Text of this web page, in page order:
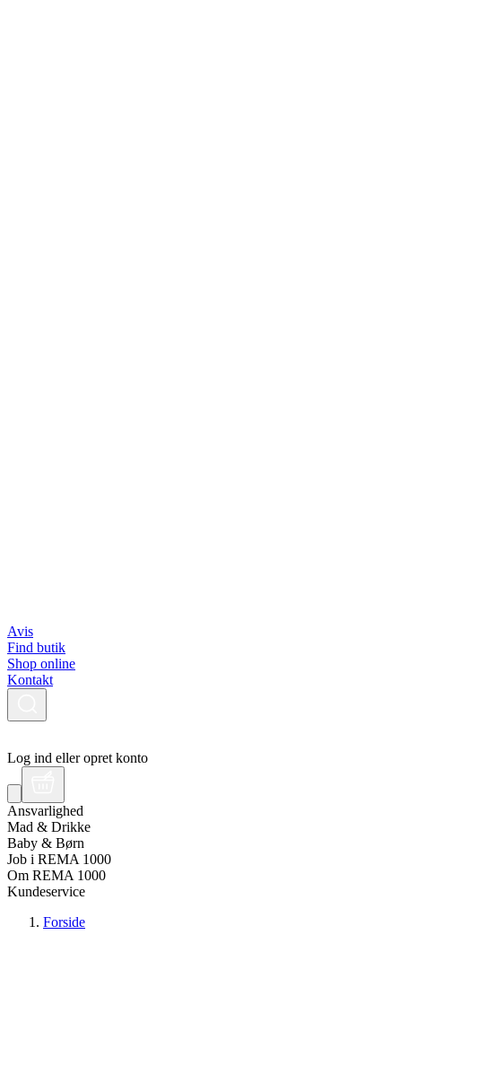
Avis
Find butik
Shop online
Kontakt
Log ind eller opret konto
Ansvarlighed
Mad & Drikke
Baby & Børn
Job i REMA 1000
Om REMA 1000
Kundeservice
Forside